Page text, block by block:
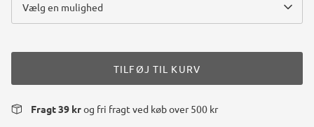
Vælg en mulighed
TILFØJ TIL KURV
Fragt 39 krog fri fragt ved køb over 500 kr